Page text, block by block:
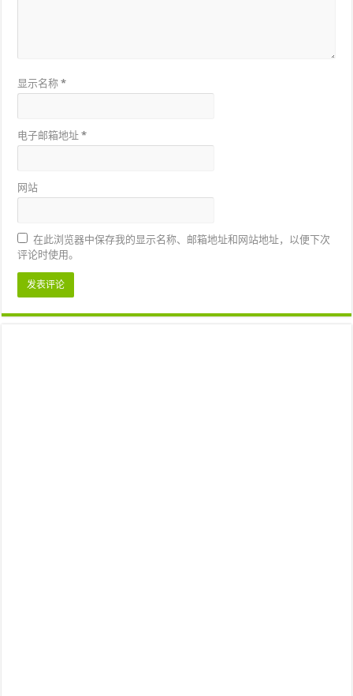
显示名称*
电子邮箱地址*
网站
在此浏览器中保存我的显示名称、邮箱地址和网站地址，以便下次
评论时使用。